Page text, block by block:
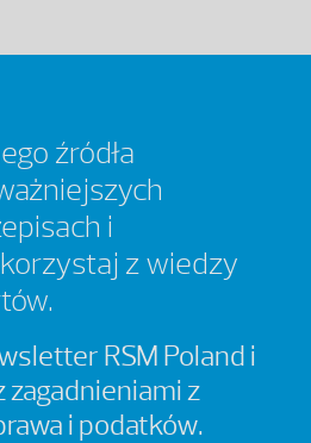
źródła
i
z wiedzy
RSM Poland i
zagadnieniami z
i podatków.